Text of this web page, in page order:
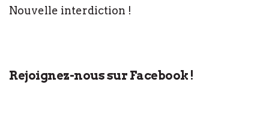
Nouvelle interdiction !
Rejoignez-nous sur Facebook !